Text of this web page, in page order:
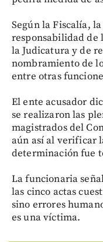
Según la Fiscalía,
responsabilidad de
la Judicatura y de
nombramiento de
entre otras
El ente acusador
se realizaron las
magistrados del
aún así al verificar
determinación fue
La funcionaria
las cinco actas
sino errores
es una víctima.